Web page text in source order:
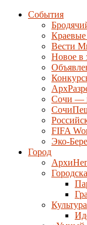
События
Краевые
Вести
Новое в
Сочи —
FIFA
Эко-
Город
Культура